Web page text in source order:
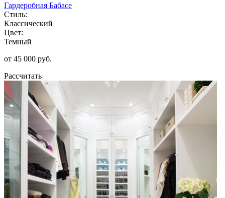
Гардеробная Бабасе
Стиль:
Классический
Цвет:
Темный
от 45 000 руб.
Рассчитать